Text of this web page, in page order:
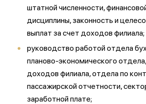
штатной численности,
дисциплины, законность и
выплат за счет доходов филиала;
руководство работой отдела
планово-экономического
доходов филиала, отдела по
пассажирской отчетности,
заработной плате;